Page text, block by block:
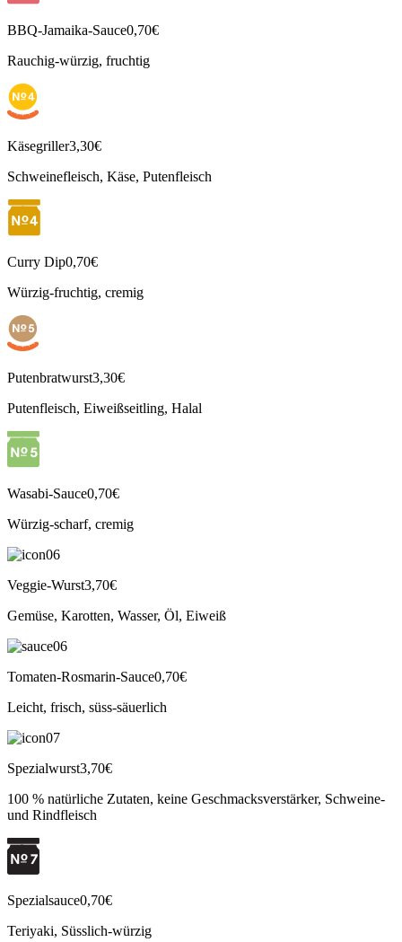
BBQ-Jamaika-Sauce0,70€
Rauchig-würzig, fruchtig
Käsegriller3,30€
Schweinefleisch, Käse, Putenfleisch
Curry Dip0,70€
Würzig-fruchtig, cremig
Putenbratwurst3,30€
Putenfleisch, Eiweißseitling, Halal
Wasabi-Sauce0,70€
Würzig-scharf, cremig
Veggie-Wurst3,70€
Gemüse, Karotten, Wasser, Öl, Eiweiß
Tomaten-Rosmarin-Sauce0,70€
Leicht, frisch, süss-säuerlich
Spezialwurst3,70€
100 % natürliche Zutaten, keine Geschmacksverstärker, Schweine-
und Rindfleisch
Spezialsauce0,70€
Teriyaki, Süsslich-würzig